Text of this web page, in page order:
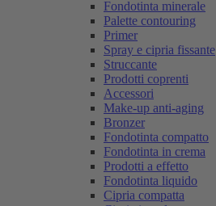
Fondotinta minerale
Palette contouring
Primer
Spray e cipria fissante
Struccante
Prodotti coprenti
Accessori
Make-up anti-aging
Bronzer
Fondotinta compatto
Fondotinta in crema
Prodotti a effetto
Fondotinta liquido
Cipria compatta